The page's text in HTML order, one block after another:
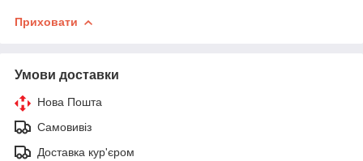
Приховати
Умови доставки
Нова Пошта
Самовивіз
Доставка кур'єром